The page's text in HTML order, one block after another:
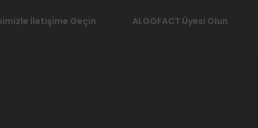
İletişime Geçin ALGOFACT Üyesi Olun